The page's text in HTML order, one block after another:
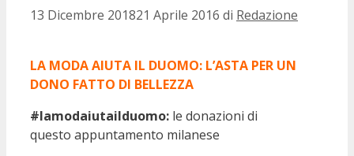
13 Dicembre 201821 Aprile 2016 di Redazione
LA MODA AIUTA IL DUOMO: L’ASTA PER UN
DONO FATTO DI BELLEZZA
#lamodaiutailduomo: le donazioni di
questo appuntamento milanese